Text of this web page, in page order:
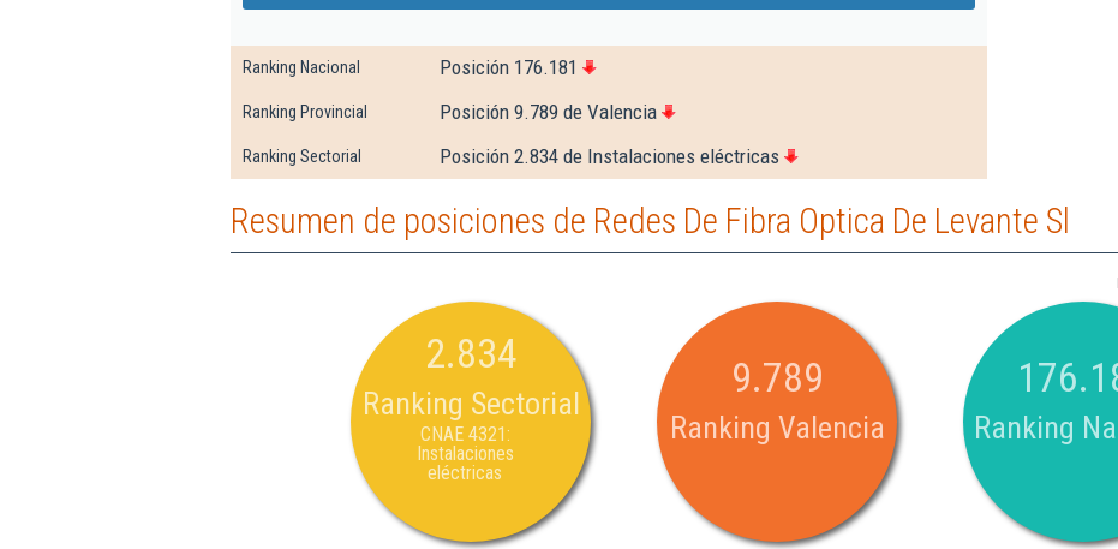
Ranking Nacional Posición 176.181
Ranking Provincial Posición 9.789 de Valencia
Ranking Sectorial Posición 2.834 de Instalaciones eléctricas
Resumen de posiciones de Redes De Fibra Optica De Levante Sl
2.834
Ranking Sectorial
CNAE 4321:
Instalaciones
eléctricas
9.789
Ranking Valencia Ranking